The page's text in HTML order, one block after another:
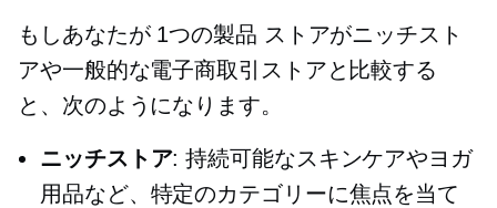
もしあなたが 1つの製品 ストアがニッチスト
アや一般的な電子商取引ストアと比較する
と、次のようになります。
ニッチストア: 持続可能なスキンケアやヨガ
用品など、特定のカテゴリーに焦点を当て